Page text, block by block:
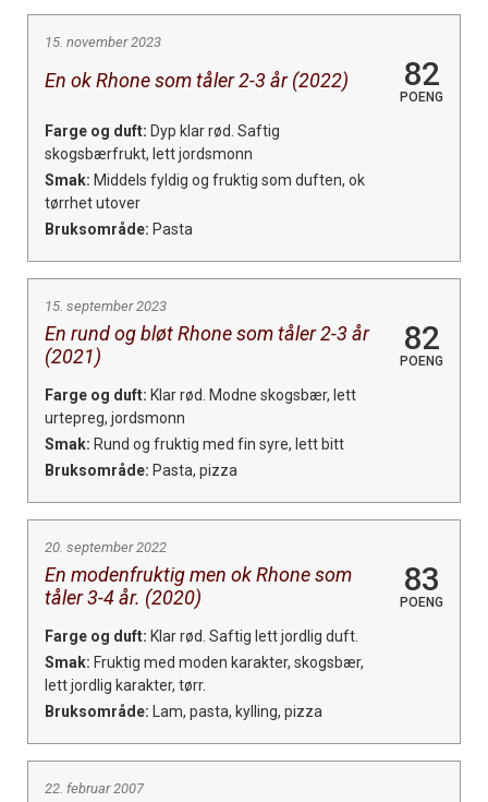
15. november 2023
En ok Rhone som tåler 2-3 år (2022) 82
POENG
Farge og duft: Dyp klar rød. Saftig
skogsbærfrukt, lett jordsmonn
Smak: Middels fyldig og fruktig som duften, ok
tørrhet utover
Bruksområde: Pasta
15. september 2023
En rund og bløt Rhone som tåler 2-3 år
(2021)
82
POENG
Farge og duft: Klar rød. Modne skogsbær, lett
urtepreg, jordsmonn
Smak: Rund og fruktig med fin syre, lett bitt
Bruksområde: Pasta, pizza
20. september 2022
En modenfruktig men ok Rhone som
tåler 3-4 år. (2020)
83
POENG
Farge og duft: Klar rød. Saftig lett jordlig duft.
Smak: Fruktig med moden karakter, skogsbær,
lett jordlig karakter, tørr.
Bruksområde: Lam, pasta, kylling, pizza
22. februar 2007